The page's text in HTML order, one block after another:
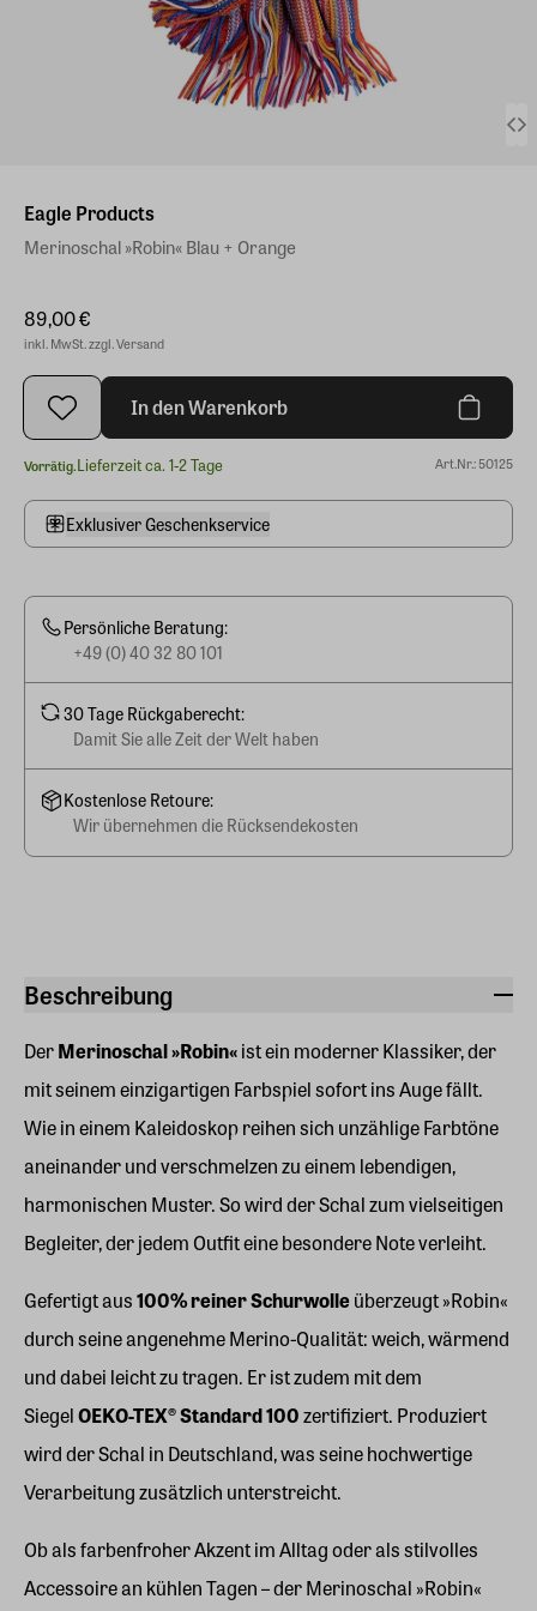
Beschreibung
DerMerinoschal »Robin«ist ein moderner Klassiker, der
mit seinem einzigartigen Farbspiel sofort ins Auge fällt.
Wie in einem Kaleidoskop reihen sich unzählige Farbtöne
aneinander und verschmelzen zu einem lebendigen,
harmonischen Muster. So wird der Schal zum vielseitigen
Begleiter, der jedem Outfit eine besondere Note verleiht.
Gefertigt aus100% reiner Schurwolleüberzeugt »Robin«
durch seine angenehme Merino-Qualität: weich, wärmend
und dabei leicht zu tragen. Er ist zudem mit dem
SiegelOEKO-TEX® Standard 100zertifiziert. Produziert
wird der Schal in Deutschland, was seine hochwertige
Verarbeitung zusätzlich unterstreicht.
Ob als farbenfroher Akzent im Alltag oder als stilvolles
Accessoire an kühlen Tagen – der Merinoschal »Robin«
Eagle Products
Merinoschal »Robin« Blau + Orange
89,00 €
inkl. MwSt. zzgl. Versand
In den Warenkorb
Vorrätig.Lieferzeit ca. 1-2 Tage Art.Nr.: 50125
Exklusiver Geschenkservice
Persönliche Beratung:
+49 (0) 40 32 80 101
30 Tage Rückgaberecht:
Damit Sie alle Zeit der Welt haben
Kostenlose Retoure:
Wir übernehmen die Rücksendekosten